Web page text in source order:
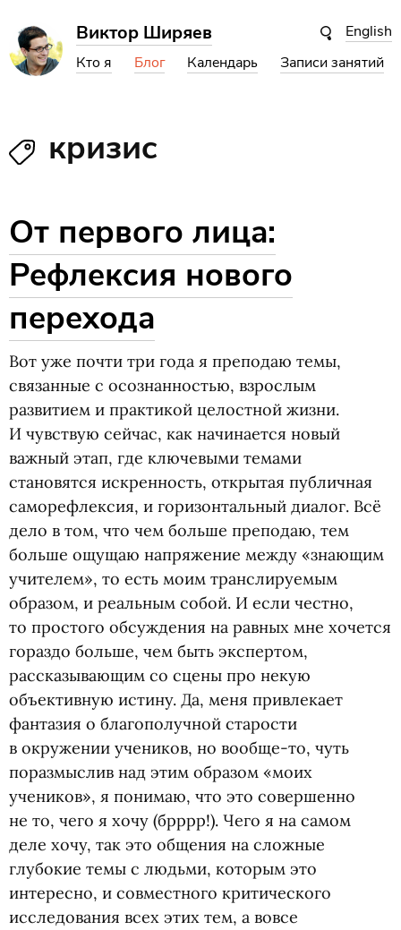
English
Виктор Ширяев
Кто я Блог Календарь Записи занятий
кризис
От первого лица:
Рефлексия нового
перехода
Вот уже почти три года я преподаю темы,
связанные с осознанностью, взрослым
развитием и практикой целостной жизни.
И чувствую сейчас, как начинается новый
важный этап, где ключевыми темами
становятся искренность, открытая публичная
саморефлексия, и горизонтальный диалог. Всё
дело в том, что чем больше преподаю, тем
больше ощущаю напряжение между «знающим
учителем», то есть моим транслируемым
образом, и реальным собой. И если честно,
то простого обсуждения на равных мне хочется
гораздо больше, чем быть экспертом,
рассказывающим со сцены про некую
объективную истину. Да, меня привлекает
фантазия о благополучной старости
в окружении учеников, но вообще-то, чуть
поразмыслив над этим образом «моих
учеников», я понимаю, что это совершенно
не то, чего я хочу (брррр!). Чего я на самом
деле хочу, так это общения на сложные
глубокие темы с людьми, которым это
интересно, и совместного критического
исследования всех этих тем, а вовсе